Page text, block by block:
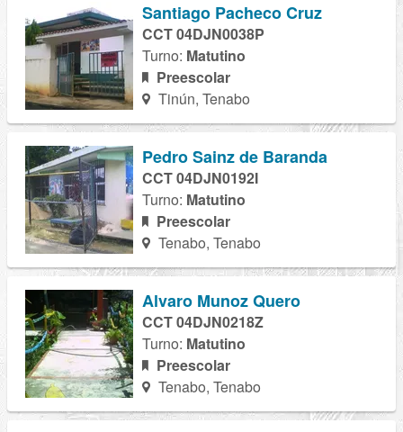
Santiago Pacheco Cruz
CCT 04DJN0038P
Turno: Matutino
Preescolar
Tinún, Tenabo
Pedro Sainz de Baranda
CCT 04DJN0192I
Turno: Matutino
Preescolar
Tenabo, Tenabo
Alvaro Munoz Quero
CCT 04DJN0218Z
Turno: Matutino
Preescolar
Tenabo, Tenabo